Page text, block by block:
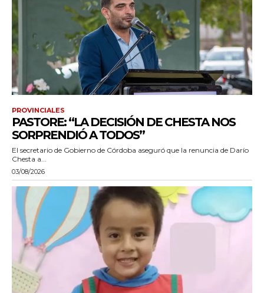
PROVINCIALES
PASTORE: “LA DECISIÓN DE CHESTA NOS
SORPRENDIÓ A TODOS”
El secretario de Gobierno de Córdoba aseguró que la renuncia de Darío
Chesta a...
03/08/2026